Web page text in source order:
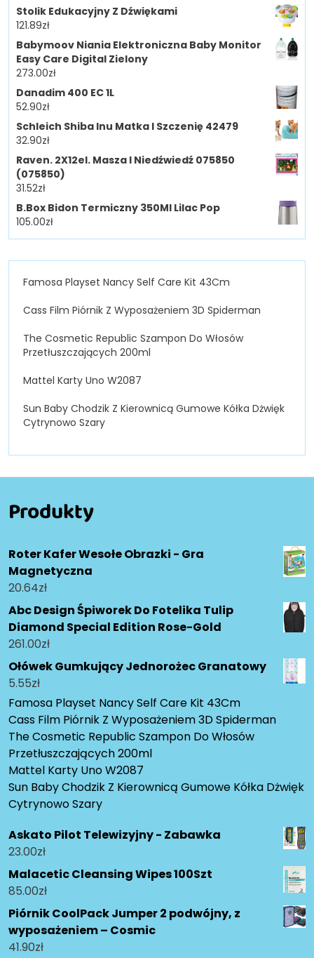
Stolik Edukacyjny Z Dźwiękami
121.89zł
Babymoov Niania Elektroniczna Baby Monitor
Easy Care Digital Zielony
273.00zł
Danadim 400 EC 1L
52.90zł
Schleich Shiba Inu Matka I Szczenię 42479
32.90zł
Raven. 2X12el. Masza I Niedźwiedź 075850
(075850)
31.52zł
B.Box Bidon Termiczny 350Ml Lilac Pop
105.00zł
Famosa Playset Nancy Self Care Kit 43Cm
Cass Film Piórnik Z Wyposażeniem 3D Spiderman
The Cosmetic Republic Szampon Do Włosów
Przetłuszczających 200ml
Mattel Karty Uno W2087
Sun Baby Chodzik Z Kierownicą Gumowe Kółka Dżwięk
Cytrynowo Szary
Produkty
Roter Kafer Wesołe Obrazki - Gra
Magnetyczna
20.64zł
Abc Design Śpiworek Do Fotelika Tulip
Diamond Special Edition Rose-Gold
261.00zł
Ołówek Gumkujący Jednorożec Granatowy
5.55zł
Famosa Playset Nancy Self Care Kit 43Cm
Cass Film Piórnik Z Wyposażeniem 3D Spiderman
The Cosmetic Republic Szampon Do Włosów
Przetłuszczających 200ml
Mattel Karty Uno W2087
Sun Baby Chodzik Z Kierownicą Gumowe Kółka Dżwięk
Cytrynowo Szary
Askato Pilot Telewizyjny - Zabawka
23.00zł
Malacetic Cleansing Wipes 100Szt
85.00zł
Piórnik CoolPack Jumper 2 podwójny, z
wyposażeniem – Cosmic
41.90zł